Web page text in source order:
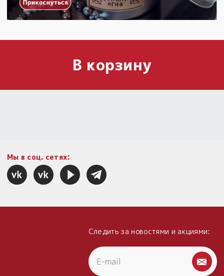
В корзину
Мы в соц. сетях:
Следить за новостями и акциями: